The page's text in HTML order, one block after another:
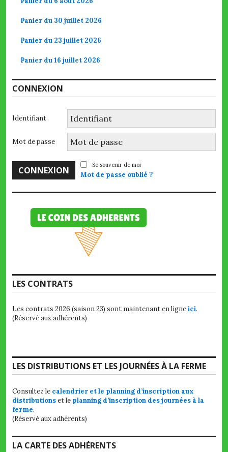
Panier du 30 juillet 2026
Panier du 23 juillet 2026
Panier du 16 juillet 2026
CONNEXION
Identifiant
Mot de passe
Se souvenir de moi
Mot de passe oublié ?
LES CONTRATS
Les contrats 2026 (saison 23) sont maintenant en ligneici.
(Réservé aux adhérents)
LES DISTRIBUTIONS ET LES JOURNÉES À LA FERME
Consultez le calendrier et le planning d’inscription aux
distributionset le planning d’inscription des journées à la
ferme.
(Réservé aux adhérents)
LA CARTE DES ADHÉRENTS